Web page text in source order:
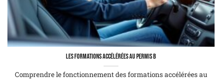
Les formations accélérées au permis B
Comprendre le fonctionnement des formations accélérées au